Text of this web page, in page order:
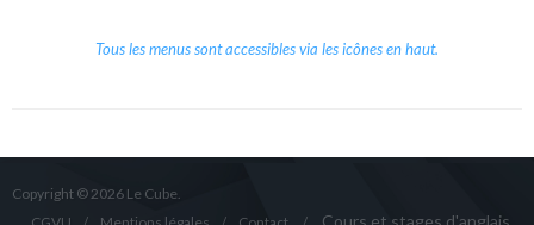
Tous les menus sont accessibles via les icônes en haut.
Copyright © 2026 Le Cube.
Cours et stages d'anglais